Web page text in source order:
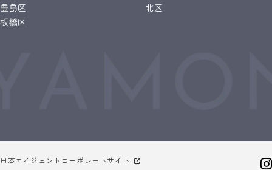
豊島区
北区
板橋区
日本エイジェントコーポレートサイト